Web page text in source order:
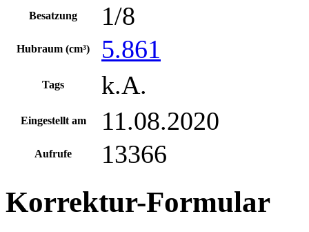
Besatzung 1/8
Hubraum (cm³) 5.861
Tags k.A.
Eingestellt am 11.08.2020
Aufrufe 13366
Korrektur-Formular